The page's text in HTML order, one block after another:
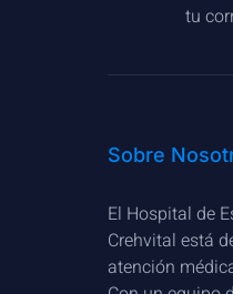
tu
Sobre
El Hospital de
Crehvital está
atención